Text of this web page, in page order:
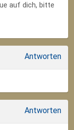
auf dich, bitte
Antworten
Antworten